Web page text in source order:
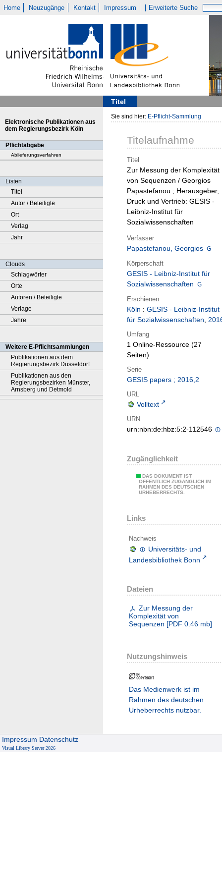
Home Neuzugänge Kontakt Impressum Erweiterte Suche
Titel
Elektronische Publikationen aus
dem Regierungsbezirk Köln
Pflichtabgabe
Ablieferungsverfahren
Listen
Titel
Autor / Beteiligte
Ort
Verlag
Jahr
Clouds
Schlagwörter
Orte
Autoren / Beteiligte
Verlage
Jahre
Weitere E-Pflichtsammlungen
Publikationen aus dem
Regierungsbezirk Düsseldorf
Publikationen aus den
Regierungsbezirken Münster,
Arnsberg und Detmold
Sie sind hier: E-Pflicht-Sammlung
Titelaufnahme
Titel
Zur Messung der Komplexität
von Sequenzen / Georgios
Papastefanou ; Herausgeber,
Druck und Vertrieb: GESIS -
Leibniz-Institut für
Sozialwissenschaften
Verfasser
Papastefanou, Georgios
Körperschaft
GESIS - Leibniz-Institut für
Sozialwissenschaften
Erschienen
Köln : GESIS - Leibniz-Institut
für Sozialwissenschaften,
Umfang
1 Online-Ressource (27
Seiten)
Serie
GESIS papers ; 2016,2
URL
Volltext
URN
urn:nbn:de:hbz:5:2-112546
Zugänglichkeit
DAS DOKUMENT IST
ÖFFENTLICH ZUGÄNGLICH IM
RAHMEN DES DEUTSCHEN
URHEBERRECHTS.
Links
Nachweis
Universitäts- und
Landesbibliothek Bonn
Dateien
Zur Messung der
Komplexität von
Sequenzen [PDF 0.46 mb]
Nutzungshinweis
Das Medienwerk ist im
Rahmen des deutschen
Urheberrechts nutzbar.
Impressum Datenschutz
Visual Library Server 2026